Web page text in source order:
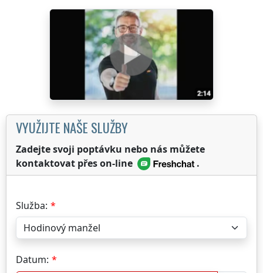
VYUŽIJTE NAŠE SLUŽBY
Zadejte svoji poptávku nebo nás můžete
kontaktovat přes on-line
.
Služba:
Datum: